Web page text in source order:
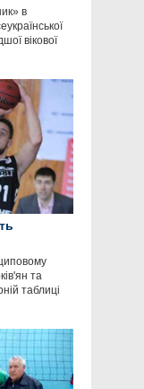
в
вікової
та
таблиці